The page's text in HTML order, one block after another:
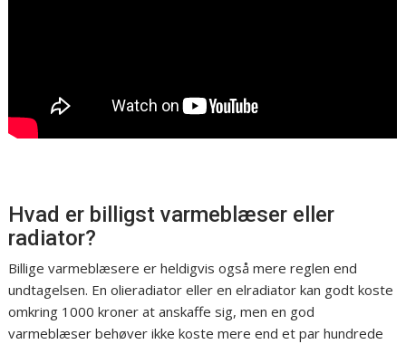
Hvad er billigst varmeblæser eller
radiator?
Billige varmeblæsere er heldigvis også mere reglen end
undtagelsen. En olieradiator eller en elradiator kan godt koste
omkring 1000 kroner at anskaffe sig, men en god
varmeblæser behøver ikke koste mere end et par hundrede